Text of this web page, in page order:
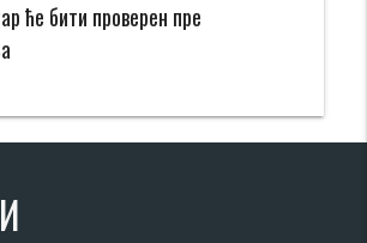
ће бити проверен пре